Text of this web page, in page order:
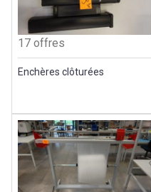
17 offres
Enchères clôturées